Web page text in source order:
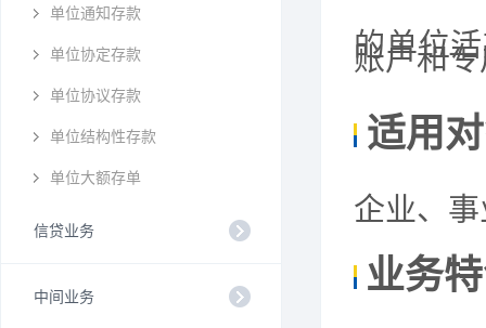
单位通知存款
单位协定存款
单位协议存款
单位结构性存款
单位大额存单
信贷业务
中间业务
的单位
账户和
适用
企业、
业务